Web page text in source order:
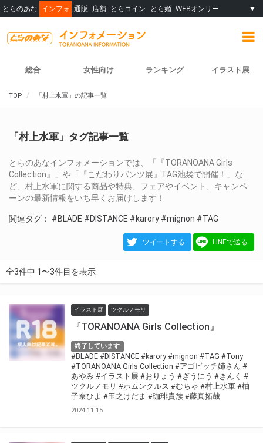
とらのあな インフォ 通販 店舗 とらコイン とら婚 WEBオンリー ▼
総合 女性向け ランキング イラスト展
TOP 「村上水軍」の記事一覧
「村上水軍」タグ記事一覧
とらのあなインフォメーションでは、「『TORANOANA Girls
Collection』」や「『こだわりパンツ展』TAG池袋で開催！」な
ど、村上水軍に関する商品や特典、フェアやイベント、キャンペ
ーンの最新情報をいち早くお届けします！
関連タグ： #BLADE #DISTANCE #karory #mignon #TAG
ツイートする LINEで送る
全3件中 1〜3件目を表示
イラスト展 ツクルノモリ
『TORANOANA Girls Collection』
終了しています
#BLADE #DISTANCE #karory #mignon #TAG #Tony
#TORANOANA Girls Collection #アゴビッチ姉さん #
あやみ #イラスト展 #おりょう #ぎうにう #きんく #
ツクルノモリ #ホムンクルス #むちゃ #村上水軍 #柚
子奈ひよ #玉之けだま #珈琲貴族 #藤真拓哉
2024.11.15